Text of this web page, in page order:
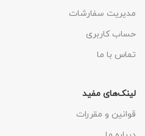
مدیریت سفارشات
حساب کاربری
تماس با ما
لینک‌های مفید
قوانین و مقررات